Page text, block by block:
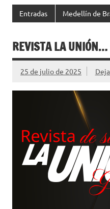
Entradas Medellín de
REVISTA LA UNIÓN…
25 de julio de 2025